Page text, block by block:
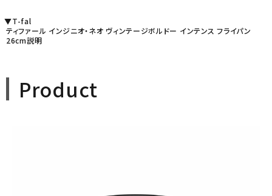
▼T-fal
ティファール インジニオ・ネオ ヴィンテージボルドー インテンス フライパン
26cm説明
Product